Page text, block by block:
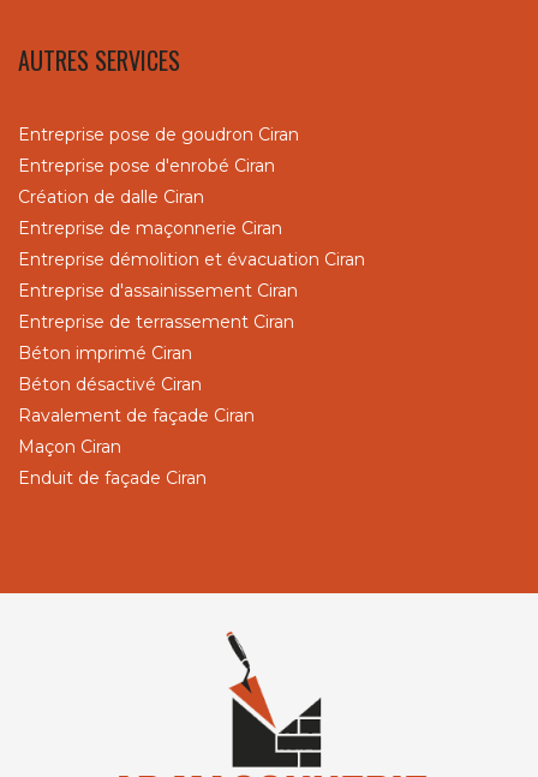
AUTRES SERVICES
Entreprise pose de goudron Ciran
Entreprise pose d'enrobé Ciran
Création de dalle Ciran
Entreprise de maçonnerie Ciran
Entreprise démolition et évacuation Ciran
Entreprise d'assainissement Ciran
Entreprise de terrassement Ciran
Béton imprimé Ciran
Béton désactivé Ciran
Ravalement de façade Ciran
Maçon Ciran
Enduit de façade Ciran